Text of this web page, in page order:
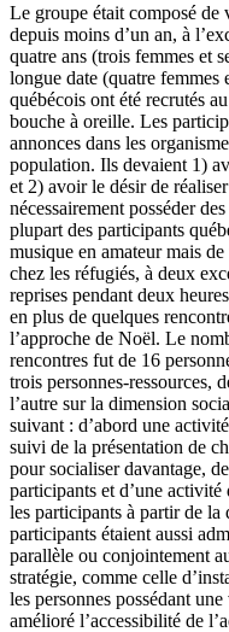
Le groupe était composé
depuis moins d’un an, à
quatre ans (trois femmes et
longue date (quatre femmes
québécois ont été recrutés
bouche à oreille. Les
annonces dans les
population. Ils devaient 1)
et 2) avoir le désir de
nécessairement posséder
plupart des participants
musique en amateur mais
chez les réfugiés, à deux
reprises pendant deux
en plus de quelques
l’approche de Noël. Le
rencontres fut de 16
trois personnes-ressources,
l’autre sur la dimension
suivant : d’abord une
suivi de la présentation de
pour socialiser davantage,
participants et d’une
les participants à partir de la
participants étaient aussi
parallèle ou conjointement
stratégie, comme celle
les personnes possédant
amélioré l’accessibilité de